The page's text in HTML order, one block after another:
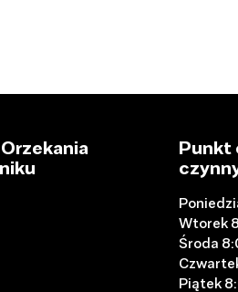
Punkt
Wtorek
Środa
Piątek